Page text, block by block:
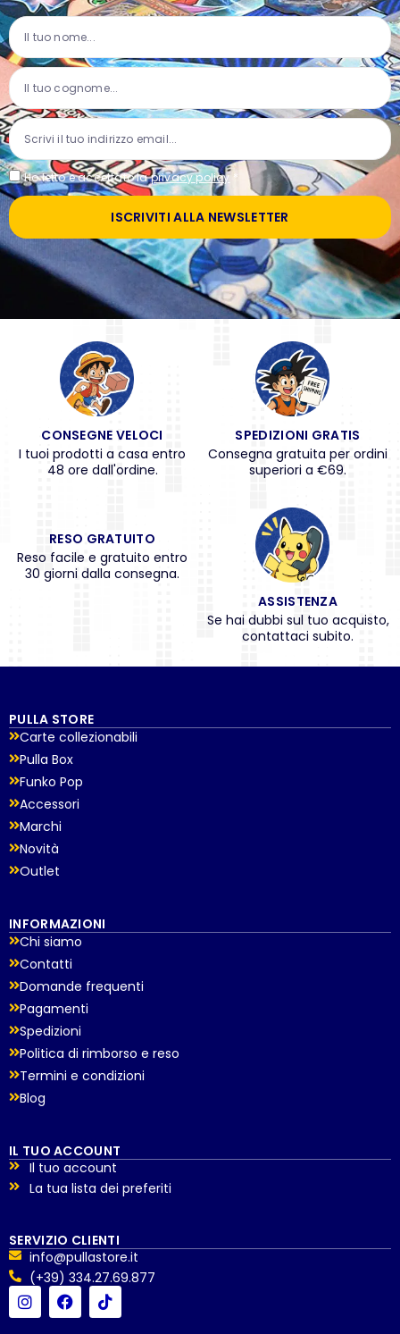
Ho letto e accettato laprivacy policy *
ISCRIVITI ALLA NEWSLETTER
CONSEGNE VELOCI
I tuoi prodotti a casa entro
48 ore dall'ordine.
SPEDIZIONI GRATIS
Consegna gratuita per ordini
superiori a €69.
RESO GRATUITO
Reso facile e gratuito entro
30 giorni dalla consegna.
ASSISTENZA
Se hai dubbi sul tuo acquisto,
contattaci subito.
PULLA STORE
Carte collezionabili
Pulla Box
Funko Pop
Accessori
Marchi
Novità
Outlet
INFORMAZIONI
Chi siamo
Contatti
Domande frequenti
Pagamenti
Spedizioni
Politica di rimborso e reso
Termini e condizioni
Blog
IL TUO ACCOUNT
Il tuo account
La tua lista dei preferiti
SERVIZIO CLIENTI
info@pullastore.it
(+39) 334.27.69.877